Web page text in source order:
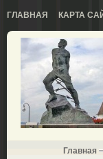
ГЛАВНАЯ КАРТА
Главная